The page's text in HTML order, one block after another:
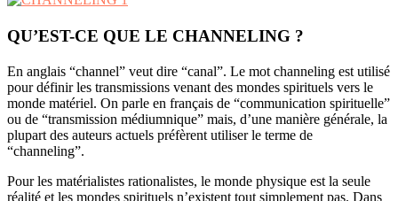
QU’EST-CE QUE LE CHANNELING ?
En anglais “channel” veut dire “canal”. Le mot channeling est utilisé
pour définir les transmissions venant des mondes spirituels vers le
monde matériel. On parle en français de “communication spirituelle”
ou de “transmission médiumnique” mais, d’une manière générale, la
plupart des auteurs actuels préfèrent utiliser le terme de
“channeling”.
Pour les matérialistes rationalistes, le monde physique est la seule
réalité et les mondes spirituels n’existent tout simplement pas. Dans